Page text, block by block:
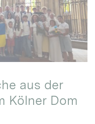
aus der
Kölner Dom